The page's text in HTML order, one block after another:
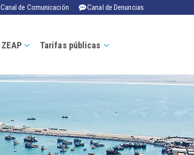
Canal de Comunicación Canal de Denuncias
ZEAP Tarifas públicas